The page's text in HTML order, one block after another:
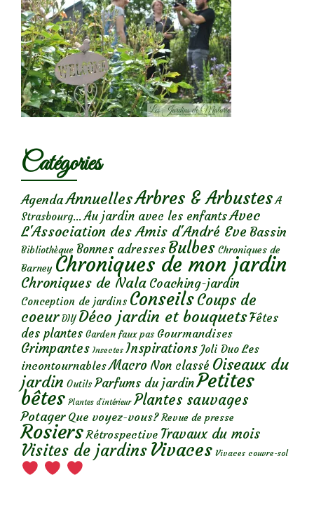
Catégories
AgendaAnnuellesArbres & Arbustes A
Strasbourg... Au jardin avec les enfantsAvec
L'Association des Amis d'André Eve Bassin
Bibliothèque Bonnes adresses Bulbes Chroniques de
Barney Chroniques de mon jardin
Chroniques de Nala Coaching-jardin
Conception de jardins ConseilsCoups de
coeur DIY Déco jardin et bouquetsFêtes
des plantes Garden faux pas Gourmandises
Grimpantes Insectes Inspirations Joli Duo Les
incontournables Macro Non classé Oiseaux du
jardin Outils Parfums du jardinPetites
bêtes Plantes d’intérieur Plantes sauvages
Potager Que voyez-vous? Revue de presse
Rosiers Rétrospective Travaux du mois
Visites de jardins Vivaces Vivaces couvre-sol